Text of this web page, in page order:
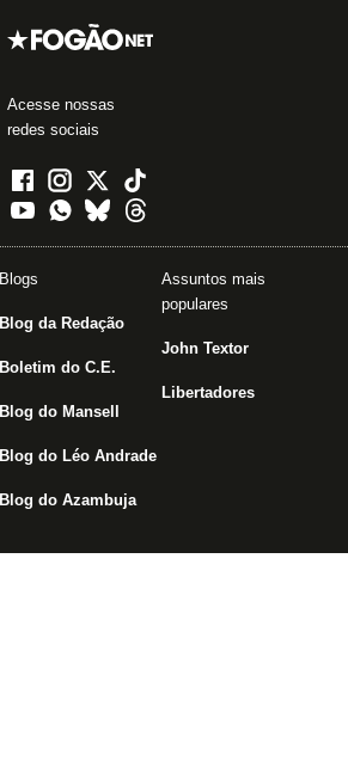
Acesse nossas
redes sociais
Blogs
Blog da Redação
Boletim do C.E.
Blog do Mansell
Blog do Léo Andrade
Blog do Azambuja
Assuntos mais
populares
John Textor
Libertadores